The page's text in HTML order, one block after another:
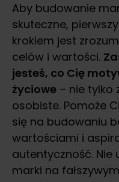
Aby budowanie
skuteczne,
krokiem jest
celów i wartości.
jesteś, co Cię
życiowe – nie tylko
osobiste. Pomoże
się na budowaniu
wartościami i
autentyczność. Nie
marki na